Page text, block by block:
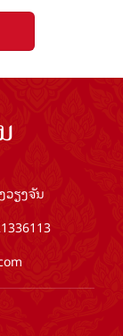
ຽງຈັນ